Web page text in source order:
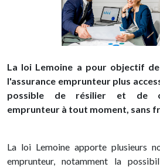
La loi Lemoine a pour objectif
l'assurance emprunteur plus
possible de résilier et de
emprunteur à tout moment, sans
La loi Lemoine apporte plusieurs
emprunteur, notamment la